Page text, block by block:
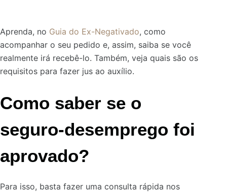
Aprenda, no Guia do Ex-Negativado, como
acompanhar o seu pedido e, assim, saiba se você
realmente irá recebê-lo. Também, veja quais são os
requisitos para fazer jus ao auxílio.
Como saber se o
seguro-desemprego foi
aprovado?
Para isso, basta fazer uma consulta rápida nos